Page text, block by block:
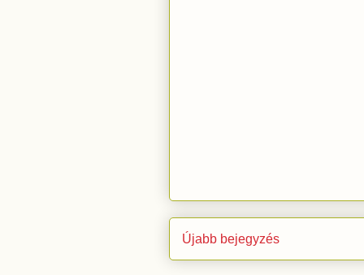
Újabb bejegyzés